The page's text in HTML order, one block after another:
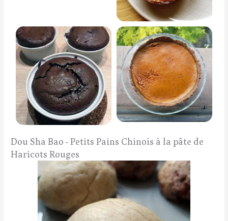
Dou Sha Bao - Petits Pains Chinois à la pâte de
Haricots Rouges